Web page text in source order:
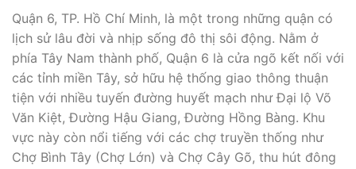
Quận 6, TP. Hồ Chí Minh, là một trong những quận có
lịch sử lâu đời và nhịp sống đô thị sôi động. Nằm ở
phía Tây Nam thành phố, Quận 6 là cửa ngõ kết nối với
các tỉnh miền Tây, sở hữu hệ thống giao thông thuận
tiện với nhiều tuyến đường huyết mạch như Đại lộ Võ
Văn Kiệt, Đường Hậu Giang, Đường Hồng Bàng. Khu
vực này còn nổi tiếng với các chợ truyền thống như
Chợ Bình Tây (Chợ Lớn) và Chợ Cây Gõ, thu hút đông